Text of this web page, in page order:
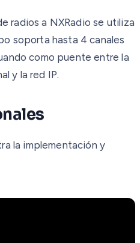
radios a NXRadio se utiliza
soporta hasta 4 canales
como puente entre la
y la red IP.
la implementación y